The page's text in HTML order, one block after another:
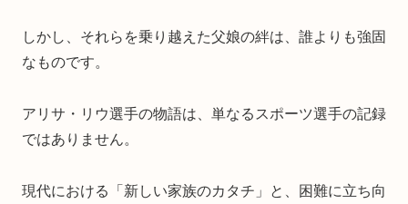
しかし、それらを乗り越えた父娘の絆は、誰よりも強固
なものです。
アリサ・リウ選手の物語は、単なるスポーツ選手の記録
ではありません。
現代における「新しい家族のカタチ」と、困難に立ち向